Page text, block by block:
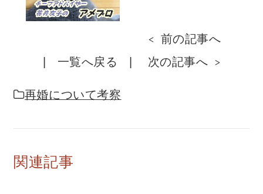
前の記事へ
一覧へ戻る
次の記事へ
再婚について考察
関連記事